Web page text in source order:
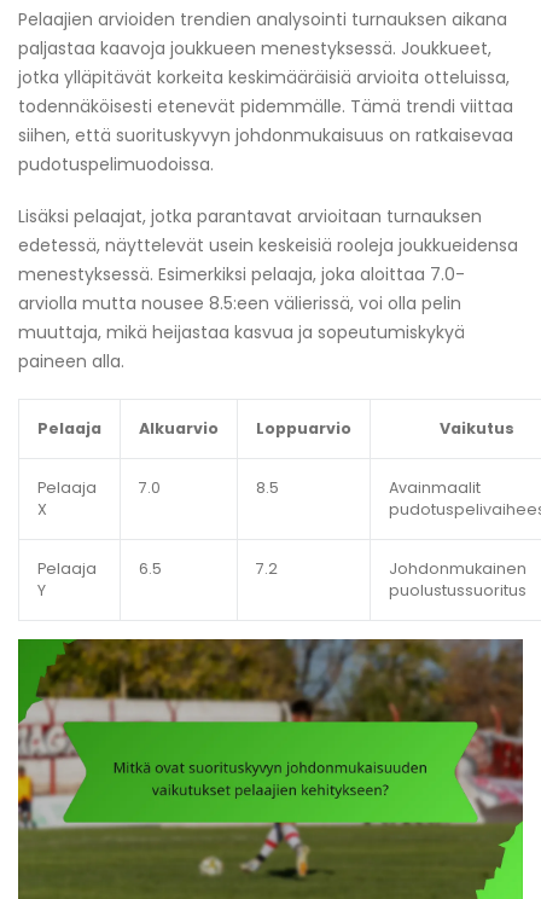
Pelaajien arvioiden trendien analysointi turnauksen aikana
paljastaa kaavoja joukkueen menestyksessä. Joukkueet,
jotka ylläpitävät korkeita keskimääräisiä arvioita otteluissa,
todennäköisesti etenevät pidemmälle. Tämä trendi viittaa
siihen, että suorituskyvyn johdonmukaisuus on ratkaisevaa
pudotuspelimuodoissa.
Lisäksi pelaajat, jotka parantavat arvioitaan turnauksen
edetessä, näyttelevät usein keskeisiä rooleja joukkueidensa
menestyksessä. Esimerkiksi pelaaja, joka aloittaa 7.0-
arviolla mutta nousee 8.5:een välierissä, voi olla pelin
muuttaja, mikä heijastaa kasvua ja sopeutumiskykyä
paineen alla.
Pelaaja Alkuarvio Loppuarvio Vaikutus
Pelaaja
X
7.0 8.5
Avainmaalit
Pelaaja
Y
6.5 7.2
Johdonmukainen
puolustussuoritus